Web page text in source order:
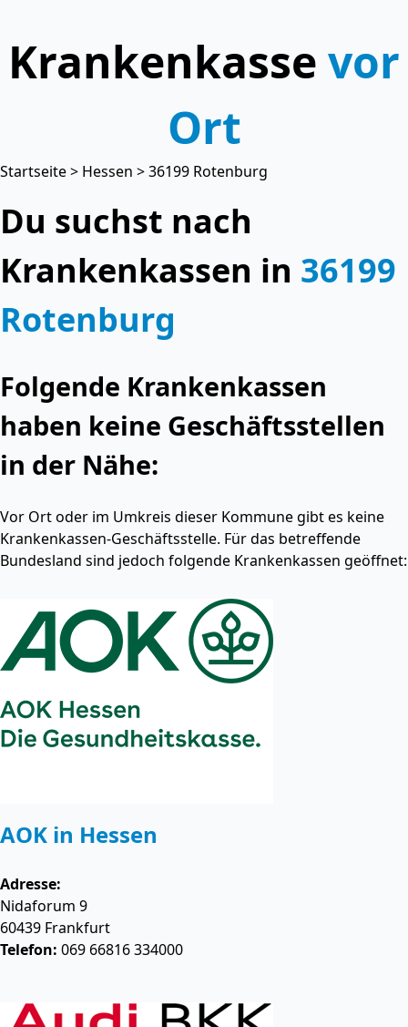
Krankenkasse vor
Ort
Startseite> Hessen > 36199 Rotenburg
Du suchst nach
Krankenkassen in 36199
Rotenburg
Folgende Krankenkassen
haben keine Geschäftsstellen
in der Nähe:
Vor Ort oder im Umkreis dieser Kommune gibt es keine
Krankenkassen-Geschäftsstelle. Für das betreffende
Bundesland sind jedoch folgende Krankenkassen geöffnet:
AOK in Hessen
Adresse:
Nidaforum 9
60439 Frankfurt
Telefon: 069 66816 334000